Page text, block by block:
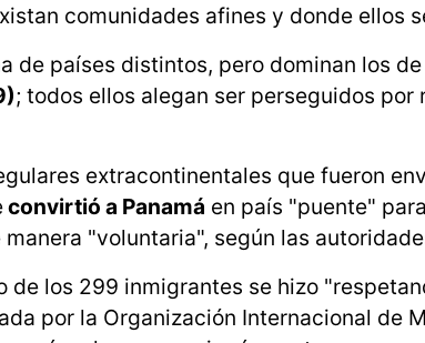
comunidades afines y donde ellos
de países distintos, pero dominan los de
; todos ellos alegan ser perseguidos por
extracontinentales que fueron
convirtió a Panamá en país "puente"
"voluntaria", según las
de los 299 inmigrantes se hizo
por la Organización Internacional de